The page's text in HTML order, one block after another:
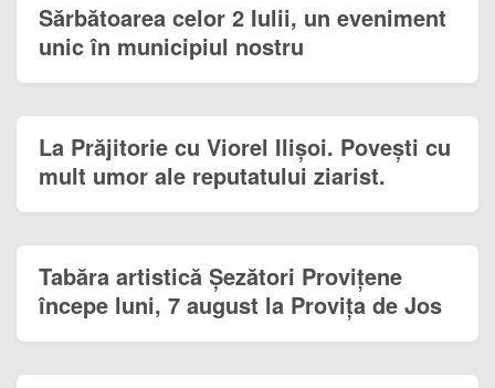
Sărbătoarea celor 2 Iulii, un eveniment
unic în municipiul nostru
La Prăjitorie cu Viorel Ilișoi. Povești cu
mult umor ale reputatului ziarist.
Tabăra artistică Șezători Provițene
începe luni, 7 august la Provița de Jos